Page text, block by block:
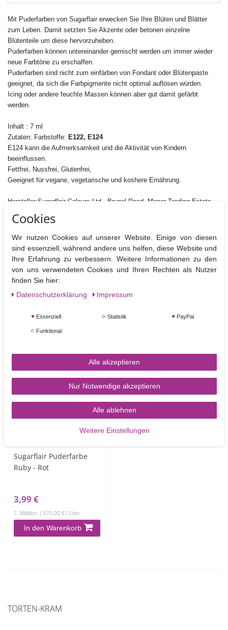
Mit Puderfarben von Sugarflair erwecken Sie Ihre Blüten und Blätter
zum Leben. Damit setzten Sie Akzente oder betonen einzelne
Blütenteile um diese hervorzuheben.
Puderfarben können untereinander gemischt werden um immer wieder
neue Farbtöne zu erschaffen.
Puderfarben sind nicht zum einfärben von Fondant oder Blütenpaste
geeignet, da sich die Farbpigmente nicht optimal auflösen würden.
Icing oder andere feuchte Massen können aber gut damit gefärbt
werden.
Inhalt : 7 ml
Zutaten: Farbstoffe: E122, E124
E124 kann die Aufmerksamkeit und die Aktivität von Kindern
beeinflussen.
Fettfrei, Nussfrei, Glutenfrei,
Geeignet für vegane, vegetarische und koshere Ernährung.
Hersteller:Sugarflair Colours Ltd., Brunel Road, Manor Trading Estate,
SS7 4PS Benfleet Essex, UK
Nährwertangaben pro 100 g
Brennwerte Fett
davon
gesättigt
Kohlenhydrate
davon
Zucker
Eiweiß
0 kj / 0 kcal 0g 0g 0g 0g 0g
Sugarflair Puderfarbe
Ruby - Rot
3,99 €
7 Milliliter | 570,00 € / Liter
In den Warenkorb
TORTEN-KRAM
Cookies
Wir nutzen Cookies auf unserer Website. Einige von diesen
sind essenziell, während andere uns helfen, diese Website und
Ihre Erfahrung zu verbessern. Weitere Informationen zu den
von uns verwendeten Cookies und Ihren Rechten als Nutzer
finden Sie hier:
Daten­schutz­erklärung
Impressum
Essenziell Statistik PayPal
Funktional
Alle akzeptieren
Nur Notwendige akzeptieren
Alle ablehnen
Weitere Einstellungen